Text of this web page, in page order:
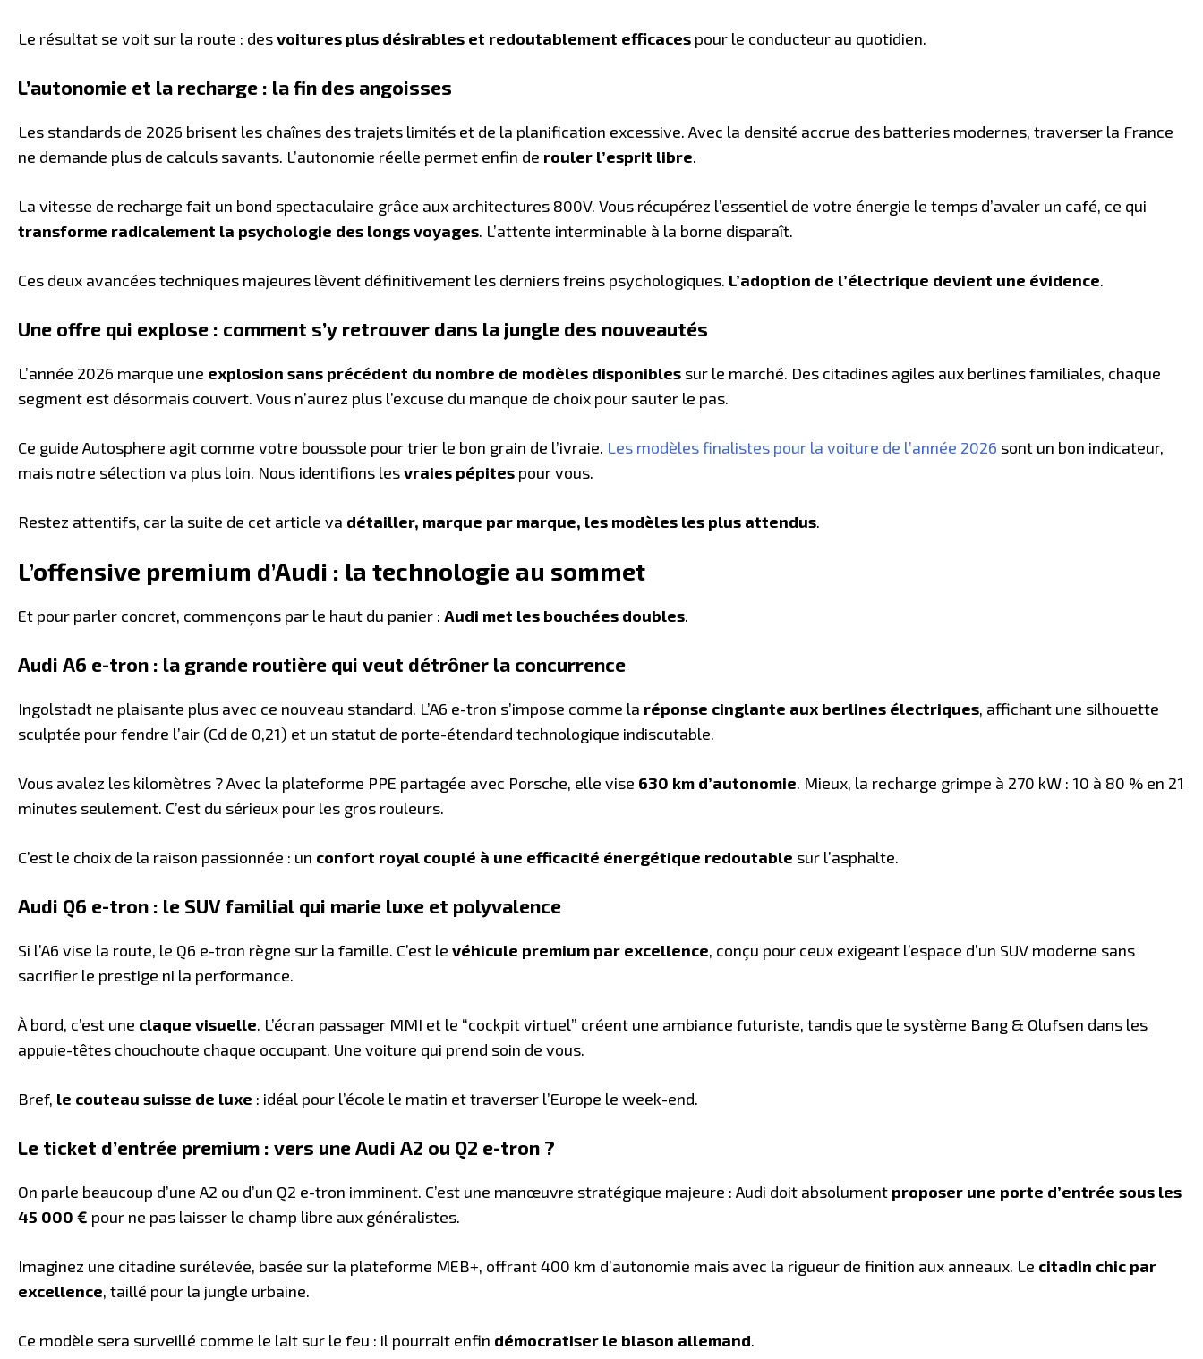
Le résultat se voit sur la route : desvoitures plus désirables et redoutablement efficaces pour le conducteur au quotidien.
L’autonomie et la recharge : la fin des angoisses
Les standards de 2026 brisent les chaînes des trajets limités et de la planification excessive. Avec la densité accrue des batteries modernes, traverser la France
ne demande plus de calculs savants. L’autonomie réelle permet enfin de rouler l’esprit libre.
La vitesse de recharge fait un bond spectaculaire grâce aux architectures 800V. Vous récupérez l’essentiel de votre énergie le temps d’avaler un café, ce qui
transforme radicalement la psychologie des longs voyages. L’attente interminable à la borne disparaît.
Ces deux avancées techniques majeures lèvent définitivement les derniers freins psychologiques. L’adoption de l’électrique devient une évidence.
Une offre qui explose : comment s’y retrouver dans la jungle des nouveautés
L’année 2026 marque une explosion sans précédent du nombre de modèles disponibles sur le marché. Des citadines agiles aux berlines familiales, chaque
segment est désormais couvert. Vous n’aurez plus l’excuse du manque de choix pour sauter le pas.
Ce guide Autosphere agit comme votre boussole pour trier le bon grain de l’ivraie. Les modèles finalistes pour la voiture de l’année 2026 sont un bon indicateur,
mais notre sélection va plus loin. Nous identifions lesvraies pépites pour vous.
Restez attentifs, car la suite de cet article va détailler, marque par marque, les modèles les plus attendus.
L’offensive premium d’Audi : la technologie au sommet
Et pour parler concret, commençons par le haut du panier : Audi met les bouchées doubles.
Audi A6 e-tron : la grande routière qui veut détrôner la concurrence
Ingolstadt ne plaisante plus avec ce nouveau standard. L’A6 e-tron s’impose comme la réponse cinglante aux berlines électriques, affichant une silhouette
sculptée pour fendre l’air (Cd de 0,21) et un statut de porte-étendard technologique indiscutable.
Vous avalez les kilomètres ? Avec la plateforme PPE partagée avec Porsche, elle vise 630 km d’autonomie. Mieux, la recharge grimpe à 270 kW : 10 à 80 % en 21
minutes seulement. C’est du sérieux pour les gros rouleurs.
C’est le choix de la raison passionnée : un confort royal couplé à une efficacité énergétique redoutable sur l’asphalte.
Audi Q6 e-tron : le SUV familial qui marie luxe et polyvalence
Si l’A6 vise la route, le Q6 e-tron règne sur la famille. C’est le véhicule premium par excellence, conçu pour ceux exigeant l’espace d’un SUV moderne sans
sacrifier le prestige ni la performance.
À bord, c’est une claque visuelle. L’écran passager MMI et le “cockpit virtuel” créent une ambiance futuriste, tandis que le système Bang & Olufsen dans les
appuie-têtes chouchoute chaque occupant. Une voiture qui prend soin de vous.
Bref, le couteau suisse de luxe : idéal pour l’école le matin et traverser l’Europe le week-end.
Le ticket d’entrée premium : vers une Audi A2 ou Q2 e-tron ?
On parle beaucoup d’une A2 ou d’un Q2 e-tron imminent. C’est une manœuvre stratégique majeure : Audi doit absolument proposer une porte d’entrée sous les
45 000 € pour ne pas laisser le champ libre aux généralistes.
Imaginez une citadine surélevée, basée sur la plateforme MEB+, offrant 400 km d’autonomie mais avec la rigueur de finition aux anneaux. Le citadin chic par
excellence, taillé pour la jungle urbaine.
Ce modèle sera surveillé comme le lait sur le feu : il pourrait enfin démocratiser le blason allemand.